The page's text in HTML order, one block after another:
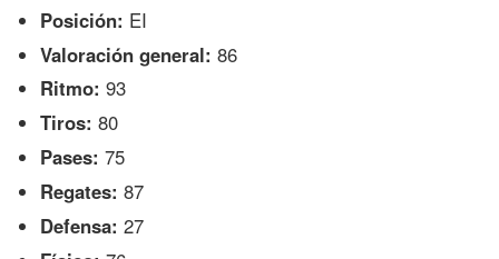
Posición: EI
Valoración general: 86
Ritmo: 93
Tiros: 80
Pases: 75
Regates: 87
Defensa: 27